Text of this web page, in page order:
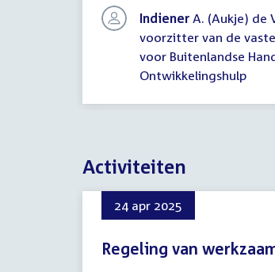
Indiener A. (Aukje) de
voorzitter van de
voor Buitenlandse
Ontwikkelingshulp
Activiteiten
24 apr 2025
Regeling van